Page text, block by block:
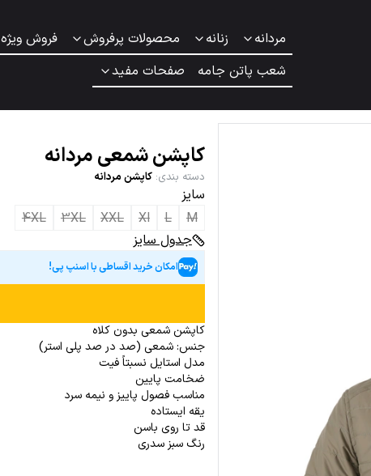
مردانه زنانه محصولات پرفروش فروش ویژه
شعب پاتن جامه
صفحات مفید
کاپشن شمعی مردانه
دسته بندی: کاپشن مردانه
سایز
M
L
Xl
XXL
3XL
4XL
جدول سایز
امکان خرید اقساطی با اسنپ پی!
کاپشن شمعی بدون کلاه
جنس: شمعی (صد در صد پلی استر)
مدل استایل نسبتاً فیت
ضخامت پایین
مناسب فصول پاییز و نیمه سرد
یقه ایستاده
قد تا روی باسن
رنگ سبز سدری